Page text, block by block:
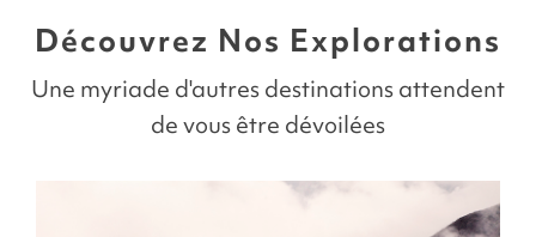
Découvrez Nos Explorations
Une myriade d'autres destinations attendent
de vous être dévoilées